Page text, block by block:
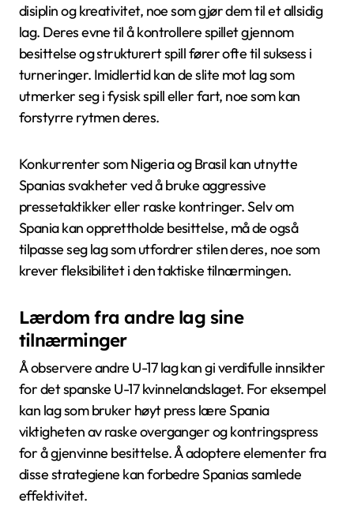
disiplin og kreativitet, noe som gjør dem til et allsidig
lag. Deres evne til å kontrollere spillet gjennom
besittelse og strukturert spill fører ofte til suksess i
turneringer. Imidlertid kan de slite mot lag som
utmerker seg i fysisk spill eller fart, noe som kan
forstyrre rytmen deres.
Konkurrenter som Nigeria og Brasil kan utnytte
Spanias svakheter ved å bruke aggressive
pressetaktikker eller raske kontringer. Selv om
Spania kan opprettholde besittelse, må de også
tilpasse seg lag som utfordrer stilen deres, noe som
krever fleksibilitet i den taktiske tilnærmingen.
Lærdom fra andre lag sine
tilnærminger
Å observere andre U-17 lag kan gi verdifulle innsikter
for det spanske U-17 kvinnelandslaget. For eksempel
kan lag som bruker høyt press lære Spania
viktigheten av raske overganger og kontringspress
for å gjenvinne besittelse. Å adoptere elementer fra
disse strategiene kan forbedre Spanias samlede
effektivitet.